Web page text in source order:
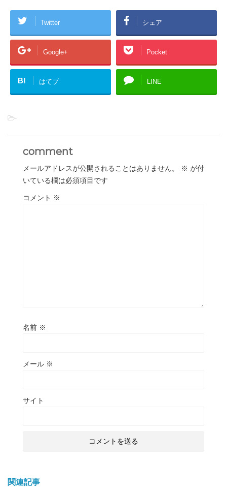
Twitter シェア
Google+ Pocket
B! はてブ LINE
-
comment
メールアドレスが公開されることはありません。 ※ が付
いている欄は必須項目です
コメント ※
名前 ※
メール ※
サイト
関連記事